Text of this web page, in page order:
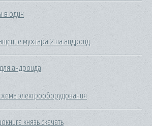
в один
мухтара 2 на андроид
андроида
электрооборудования
князь скачать